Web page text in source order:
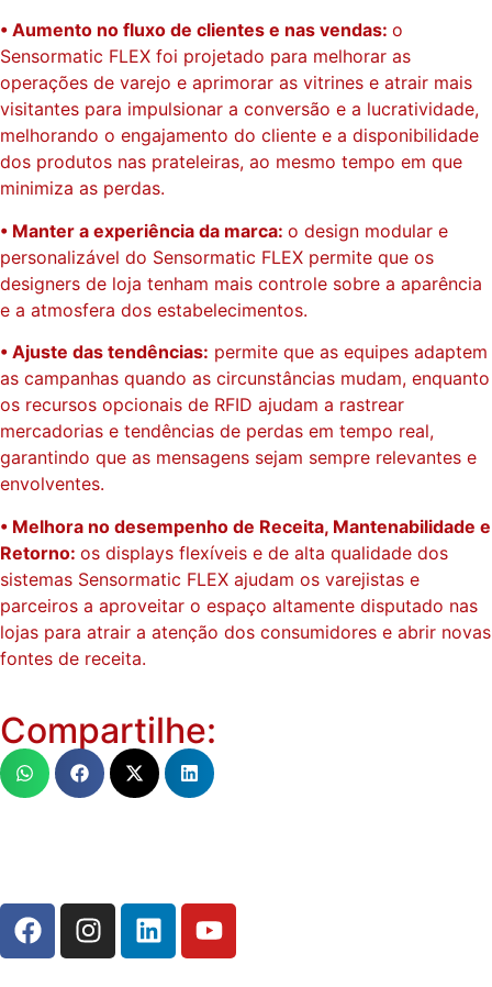
• Aumento no fluxo de clientes e nas vendas: o
Sensormatic FLEX foi projetado para melhorar as
operações de varejo e aprimorar as vitrines e atrair mais
visitantes para impulsionar a conversão e a lucratividade,
melhorando o engajamento do cliente e a disponibilidade
dos produtos nas prateleiras, ao mesmo tempo em que
minimiza as perdas.
• Manter a experiência da marca: o design modular e
personalizável do Sensormatic FLEX permite que os
designers de loja tenham mais controle sobre a aparência
e a atmosfera dos estabelecimentos.
• Ajuste das tendências: permite que as equipes adaptem
as campanhas quando as circunstâncias mudam, enquanto
os recursos opcionais de RFID ajudam a rastrear
mercadorias e tendências de perdas em tempo real,
garantindo que as mensagens sejam sempre relevantes e
envolventes.
• Melhora no desempenho de Receita, Mantenabilidade e
Retorno: os displays flexíveis e de alta qualidade dos
sistemas Sensormatic FLEX ajudam os varejistas e
parceiros a aproveitar o espaço altamente disputado nas
lojas para atrair a atenção dos consumidores e abrir novas
fontes de receita.
Compartilhe: